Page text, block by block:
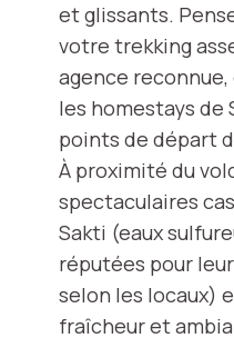
et glissants.
votre trekking
agence
les homestays de
points de départ
À proximité du
spectaculaires
Sakti (eaux
réputées pour
selon les locaux)
fraîcheur et